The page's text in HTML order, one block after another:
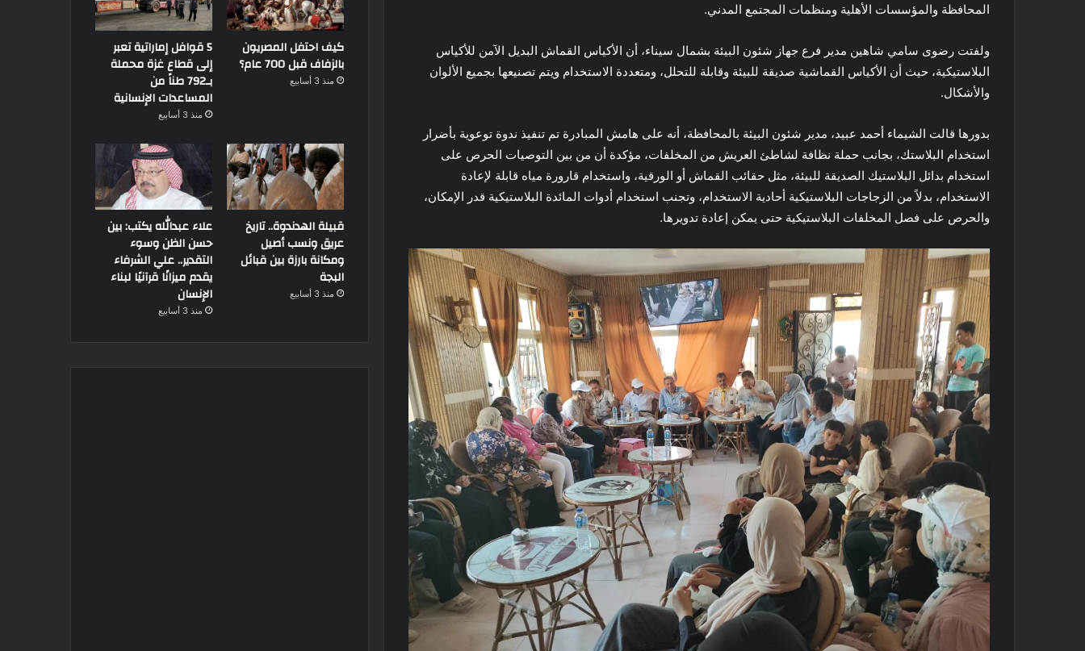
المحافظة والمؤسسات الأهلية ومنظمات المجتمع المدني.
ولفتت رضوى سامي شاهين مدير فرع جهاز شئون البيئة بشمال سيناء، أن الأكياس القماش البديل الآمن للأكياس
البلاستيكية، حيث أن الأكياس القماشية صديقة للبيئة وقابلة للتحلل، ومتعددة الاستخدام ويتم تصنيعها بجميع الألوان
والأشكال.
بدورها قالت الشيماء أحمد عبيد، مدير شئون البيئة بالمحافظة، أنه على هامش المبادرة تم تنفيذ ندوة توعوية بأضرار
استخدام البلاستك، بجانب حملة نظافة لشاطئ العريش من المخلفات، مؤكدة أن من بين التوصيات الحرص على
استخدام بدائل البلاستيك الصديقة للبيئة، مثل حقائب القماش أو الورقية، واستخدام قارورة مياه قابلة لإعادة
الاستخدام، بدلاً من الزجاجات البلاستيكية أحادية الاستخدام، وتجنب استخدام أدوات المائدة البلاستيكية قدر الإمكان،
والحرص على فصل المخلفات البلاستيكية حتى يمكن إعادة تدويرها.
كيف احتفل المصريون
بالزفاف قبل 700 عام؟
منذ 3 أسابيع
5 قوافل إماراتية تعبر
إلى قطاع غزة محملة
بـ792 طناً من
المساعدات الإنسانية
منذ 3 أسابيع
قبيلة الهدندوة.. تاريخ
عريق ونسب أصيل
ومكانة بارزة بين قبائل
البجة
منذ 3 أسابيع
علاء عبدالله يكتب: بين
حسن الظن وسوء
التقدير.. علي الشرفاء
يقدم ميزانًا قرآنيًا لبناء
الإنسان
منذ 3 أسابيع